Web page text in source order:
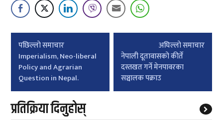
Post
navigation
पछिल्लाे समाचार
Imperialism, Neo-liberal
Policy and Agrarian
Question in Nepal.
अघिल्लाे समाचार
नेपाली दूतावासको कीर्ते
दस्तखत गर्ने मेनपावरका
सञ्चालक पक्राउ
प्रतिक्रिया दिनुहोस्